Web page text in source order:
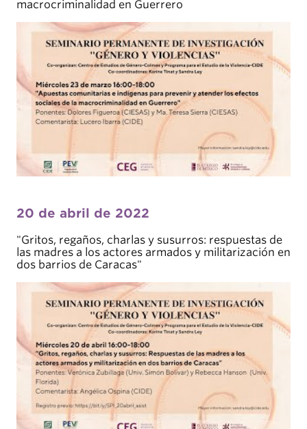
macrocriminalidad en Guerrero
20 de abril de 2022
"Gritos, regaños, charlas y susurros: respuestas de
las madres a los actores armados y militarización en
dos barrios de Caracas"